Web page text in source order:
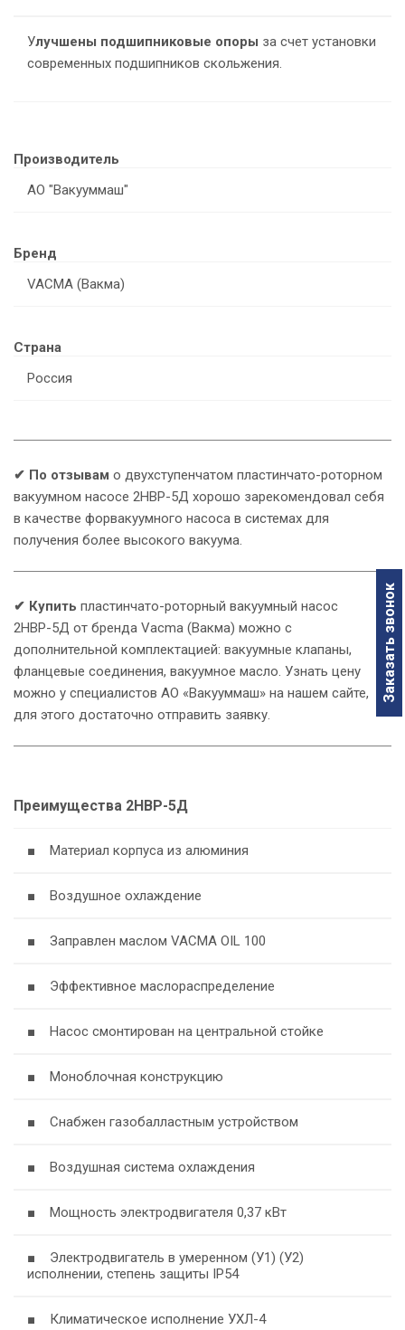
Заказать звонок
Улучшены подшипниковые опоры за счет установки
современных подшипников скольжения.
Производитель
АО "Вакууммаш"
Бренд
VACMA (Вакма)
Страна
Россия
✔ По отзывам о двухступенчатом пластинчато-роторном
вакуумном насосе 2НВР-5Д хорошо зарекомендовал себя
в качестве форвакуумного насоса в системах для
получения более высокого вакуума.
✔ Купить пластинчато-роторный вакуумный насос
2НВР-5Д от бренда Vacma (Вакма) можно с
дополнительной комплектацией: вакуумные клапаны,
фланцевые соединения, вакуумное масло. Узнать цену
можно у специалистов АО «Вакууммаш» на нашем сайте,
для этого достаточно отправить заявку.
Преимущества 2НВР-5Д
■ Материал корпуса из алюминия
■ Воздушное охлаждение
■ Заправлен маслом VACMA OIL 100
■ Эффективное маслораспределение
■ Насос смонтирован на центральной стойке
■ Моноблочная конструкцию
■ Снабжен газобалластным устройством
■ Воздушная система охлаждения
■ Мощность электродвигателя 0,37 кВт
■ Электродвигатель в умеренном (У1) (У2)
исполнении, степень защиты IP54
■ Климатическое исполнение УХЛ-4